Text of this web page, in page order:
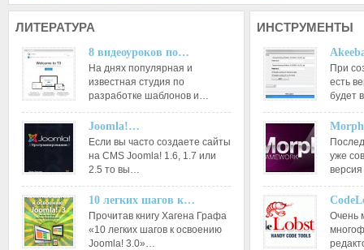
ЛИТЕРАТУРА
8 видеоуроков по…
На днях популярная и
известная студия по
разработке шаблонов и…
Joomla!…
Если вы часто создаете сайты
на CMS Joomla! 1.6, 1.7 или
2.5 то вы…
10 легких шагов к…
Прочитав книгу Хагена Графа
«10 легких шагов к освоению
Joomla! 3.0»…
ИНСТРУМЕНТЫ
При
есть
будет
уже
Очень